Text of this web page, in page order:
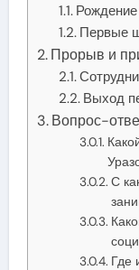
Первые
Прорыв и
Выход
Вопрос-
С
Где